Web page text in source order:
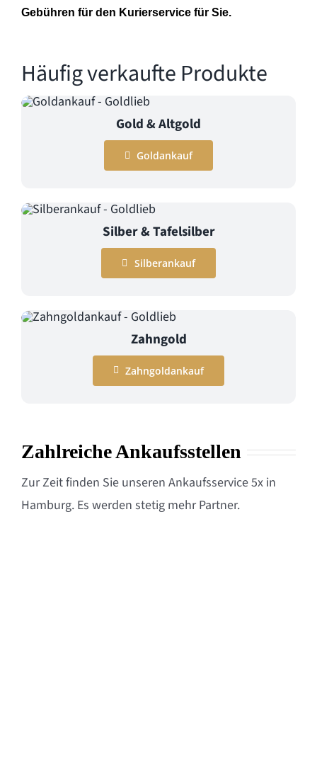
Gebühren für den Kurierservice für Sie.
Häufig verkaufte Produkte
Gold & Altgold
Goldankauf
Silber & Tafelsilber
Silberankauf
Zahngold
Zahngoldankauf
Zahlreiche Ankaufsstellen
Zur Zeit finden Sie unseren Ankaufsservice 5x in
Hamburg. Es werden stetig mehr Partner.